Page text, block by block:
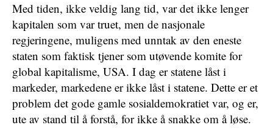
Med tiden, ikke veldig lang tid, var det ikke lenger
kapitalen som var truet, men de nasjonale
regjeringene, muligens med unntak av den eneste
staten som faktisk tjener som utøvende komite for
global kapitalisme, USA. I dag er statene låst i
markeder, markedene er ikke låst i statene. Dette er et
problem det gode gamle sosialdemokratiet var, og er,
ute av stand til å forstå, for ikke å snakke om å løse.